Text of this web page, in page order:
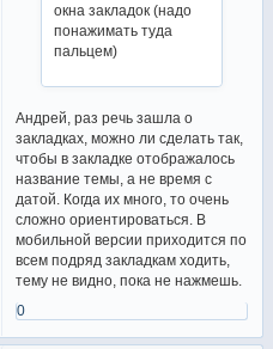
окна закладок (надо
понажимать туда
пальцем)
Андрей, раз речь зашла о
закладках, можно ли сделать так,
чтобы в закладке отображалось
название темы, а не время с
датой. Когда их много, то очень
сложно ориентироваться. В
мобильной версии приходится по
всем подряд закладкам ходить,
тему не видно, пока не нажмешь.
0